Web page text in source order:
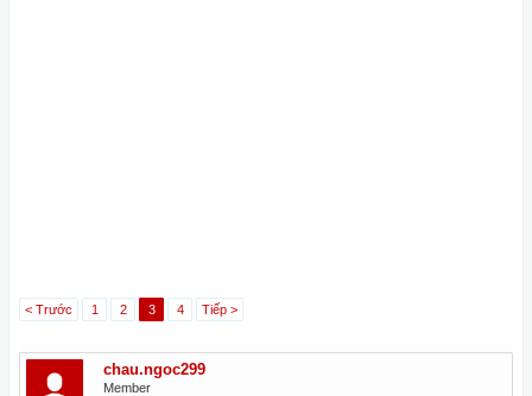
< Trước 1 2 3 4 Tiếp >
chau.ngoc299
Member